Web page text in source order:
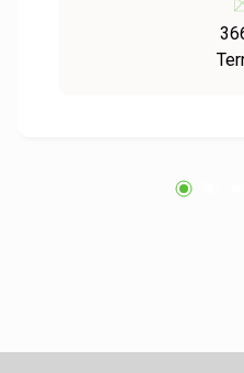
supermercados e com
principais vias. Ideal
residencial, oferece